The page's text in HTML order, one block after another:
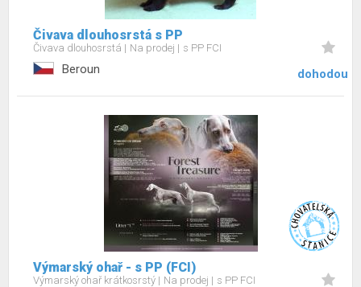
Čivava dlouhosrstá s PP
Čivava dlouhosrstá Na prodej s PP FCI
Beroun dohodou
Výmarský ohař - s PP (FCI)
Výmarský ohař krátkosrstý Na prodej s PP FCI